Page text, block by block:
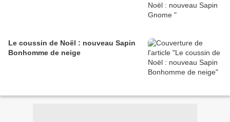
Le coussin de Noël : nouveau Sapin
Bonhomme de neige